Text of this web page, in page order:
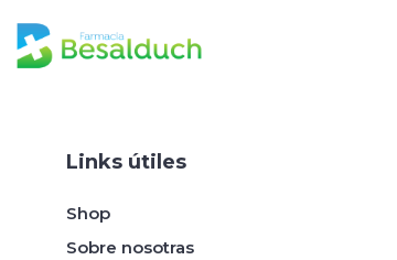
Links útiles
Shop
Sobre nosotras